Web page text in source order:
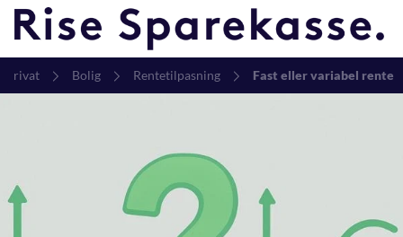
Privat Bolig Rentetilpasning Fast eller variabel rente